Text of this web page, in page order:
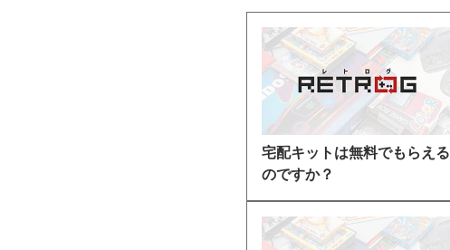
宅配キットは無料でもらえる
のですか？